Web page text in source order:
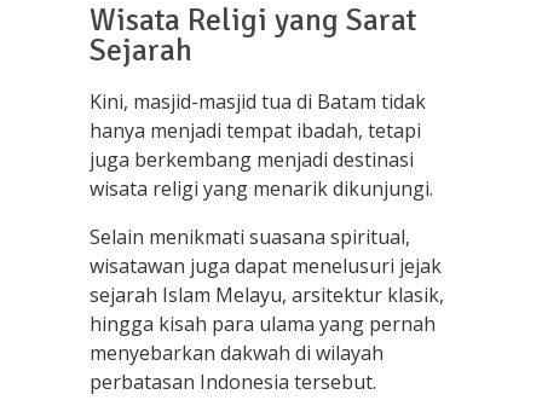
Wisata Religi yang Sarat
Sejarah
Kini, masjid-masjid tua di Batam tidak
hanya menjadi tempat ibadah, tetapi
juga berkembang menjadi destinasi
wisata religi yang menarik dikunjungi.
Selain menikmati suasana spiritual,
wisatawan juga dapat menelusuri jejak
sejarah Islam Melayu, arsitektur klasik,
hingga kisah para ulama yang pernah
menyebarkan dakwah di wilayah
perbatasan Indonesia tersebut.